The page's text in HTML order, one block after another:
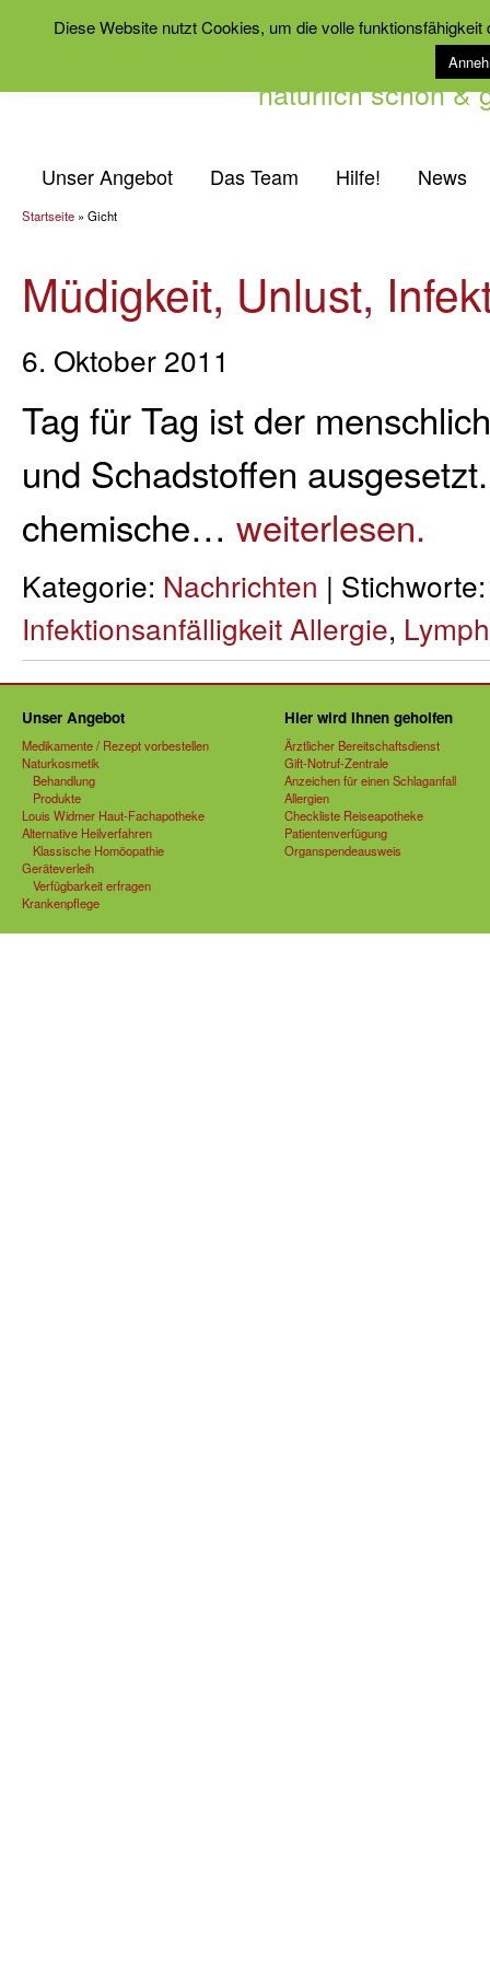
natürlich schön &
Unser Angebot Das Team Hilfe! News
Startseite » Gicht
Müdigkeit, Unlust,
6. Oktober 2011
Tag für Tag ist der
und Schadstoffen
chemische… weiterlesen.
Kategorie: Nachrichten |
Infektionsanfälligkeit Allergie,
Unser Angebot
Medikamente / Rezept vorbestellen
Naturkosmetik
Behandlung
Produkte
Louis Widmer Haut-Fachapotheke
Alternative Heilverfahren
Klassische Homöopathie
Geräteverleih
Verfügbarkeit erfragen
Krankenpflege
Hier wird Ihnen geholfen
Ärztlicher Bereitschaftsdienst
Gift-Notruf-Zentrale
Anzeichen für einen Schlaganfall
Allergien
Checkliste Reiseapotheke
Patientenverfügung
Organspendeausweis
Diese Website nutzt Cookies, um die volle